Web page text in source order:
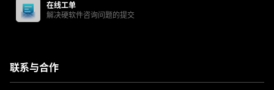
在线工单
解决硬软件咨询问题的提交
联系与合作